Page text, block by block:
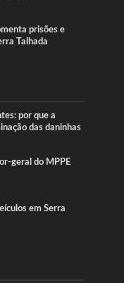
prisões e
Talhada
por que a
das daninhas
geral do MPPE
em Serra